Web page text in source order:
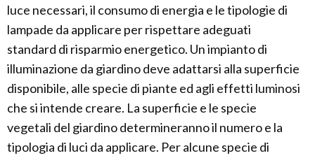
luce necessari, il consumo di energia e le tipologie di
lampade da applicare per rispettare adeguati
standard di risparmio energetico. Un impianto di
illuminazione da giardino deve adattarsi alla superficie
disponibile, alle specie di piante ed agli effetti luminosi
che si intende creare. La superficie e le specie
vegetali del giardino determineranno il numero e la
tipologia di luci da applicare. Per alcune specie di